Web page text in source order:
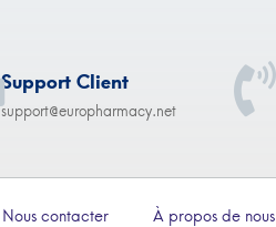
Support Client
support@europharmacy.net
Nous contacter À propos de nous